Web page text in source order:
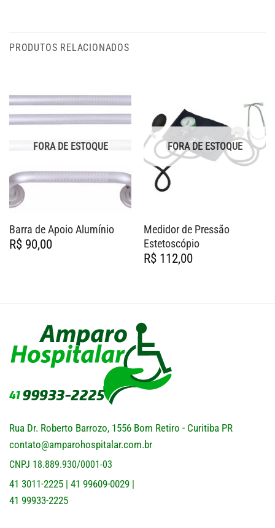
PRODUTOS RELACIONADOS
FORA DE ESTOQUE
Barra de Apoio Alumínio
R$90,00
FORA DE ESTOQUE
Medidor de Pressão
Estetoscópio
R$112,00
Rua Dr. Roberto Barrozo, 1556 Bom Retiro - Curitiba PR
contato@amparohospitalar.com.br
CNPJ 18.889.930/0001-03
41 3011-2225 | 41 99609-0029 |
41 99933-2225